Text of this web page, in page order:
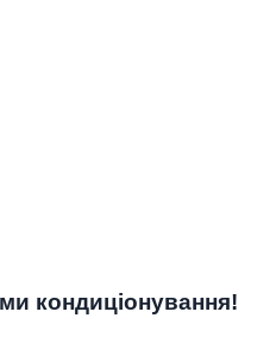
кондиціонування!